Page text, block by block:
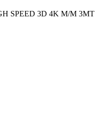
SPEED 3D 4K M/M 3MT